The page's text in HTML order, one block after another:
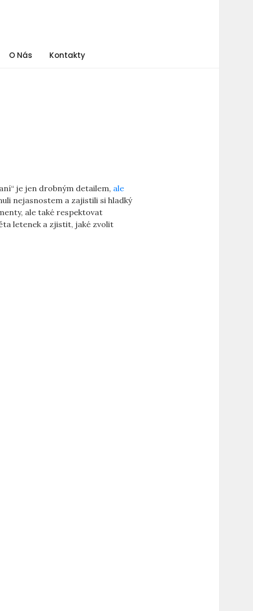
O Nás Kontakty
je jen drobným detailem, ale
nejasnostem a zajistili si hladký
ale také respektovat
letenek a zjistit, jaké zvolit